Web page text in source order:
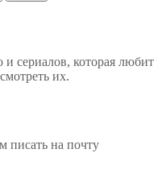
сериалов, которая любит
их.
писать на почту